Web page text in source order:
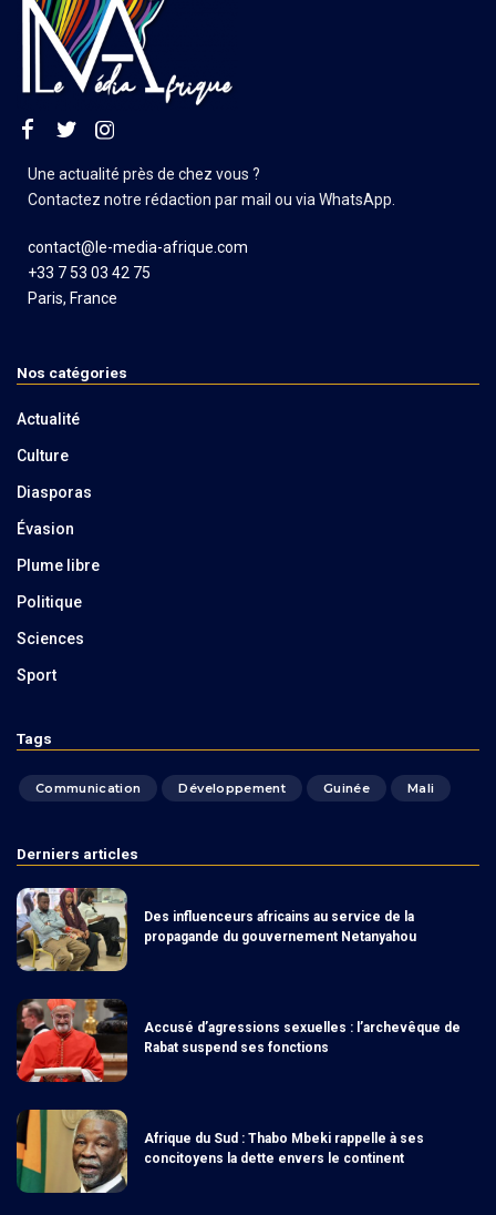
Une actualité près de chez vous ?
Contactez notre rédaction par mail ou via WhatsApp.
contact@le-media-afrique.com
+33 7 53 03 42 75
Paris, France
Nos catégories
Actualité
Culture
Diasporas
Évasion
Plume libre
Politique
Sciences
Sport
Tags
Communication Développement Guinée Mali
Derniers articles
Des influenceurs africains au service de la
propagande du gouvernement Netanyahou
Accusé d’agressions sexuelles : l’archevêque de
Rabat suspend ses fonctions
Afrique du Sud : Thabo Mbeki rappelle à ses
concitoyens la dette envers le continent